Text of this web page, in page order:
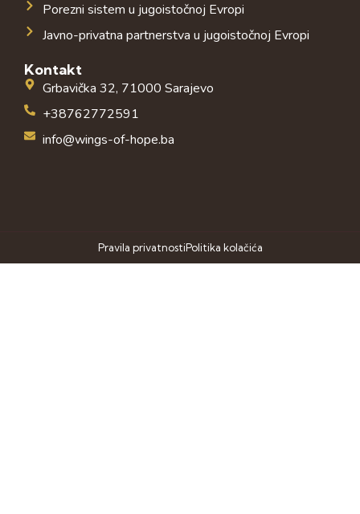
Porezni sistem u jugoistočnoj Evropi
Javno-privatna partnerstva u jugoistočnoj Evropi
Kontakt
Grbavička 32, 71000 Sarajevo
+38762772591
info@wings-of-hope.ba
Pravila privatnostiPolitika kolačića